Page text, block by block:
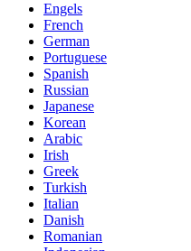
Engels
French
German
Portuguese
Spanish
Russian
Japanese
Korean
Arabic
Irish
Greek
Turkish
Italian
Danish
Romanian